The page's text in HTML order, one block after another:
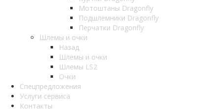
Мотоштаны Dragonfly
Подшлемники Dragonfly
Перчатки Dragonfly
Шлемы и очки
Назад
Шлемы и очки
Шлемы LS2
Очки
Спецпредложения
Услуги сервиса
Контакты